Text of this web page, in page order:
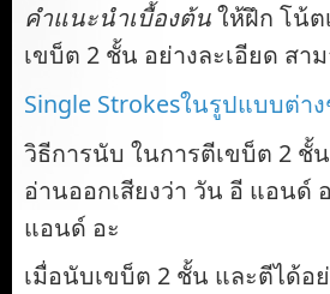
คำแนะนำเบื้องต้นให้ฝึก โน้
เขบ็ต 2 ชั้น อย่างละเอียด ส
Single Strokesในรูปแบบต่าง
วิธีการนับ ในการตีเขบ็ต 2 ชั้น
อ่านออกเสียงว่า วัน อี แอนด์
แอนด์ อะ
เมื่อนับเขบ็ต 2 ชั้น และตีได้อ